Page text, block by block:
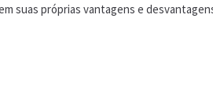
suas próprias vantagens e